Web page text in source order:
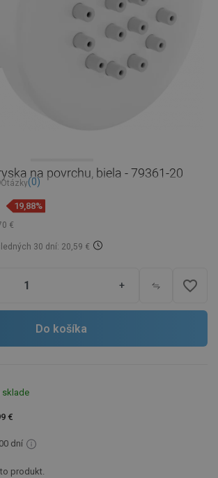
na povrchu, biela - 79361-20
Otázky(0)
€
19,88%
30 dní: 20,59 €
+ favorite_border
Do košíka
sklade
€
dní
produkt.